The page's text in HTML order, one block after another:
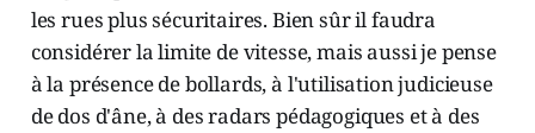
les rues plus sécuritaires. Bien sûr il faudra
considérer la limite de vitesse, mais aussi je pense
à la présence de bollards, à l'utilisation judicieuse
de dos d'âne, à des radars pédagogiques et à des